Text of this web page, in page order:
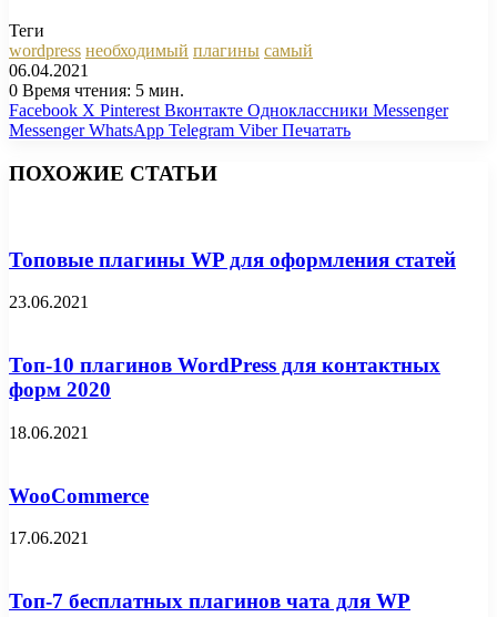
Теги
wordpress необходимый плагины самый
06.04.2021
0 Время чтения: 5 мин.
Facebook X Pinterest Вконтакте Одноклассники Messenger
Messenger WhatsApp Telegram Viber Печатать
ПОХОЖИЕ СТАТЬИ
Топовые плагины WP для оформления статей
23.06.2021
Топ-10 плагинов WordPress для контактных
форм 2020
18.06.2021
WooCommerce
17.06.2021
Топ-7 бесплатных плагинов чата для WP